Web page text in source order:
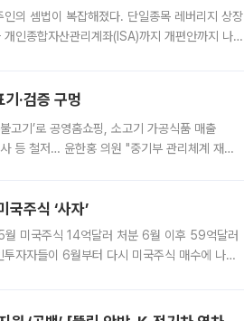
의 셈법이 복잡해졌다. 단일종목 레버리지 상장
인종합자산관리계좌(ISA)까지 개편안까지 나
·검증 구멍
고기’로 공영홈쇼핑, 소고기 가공식품 매출
등 철저… 윤한홍 의원 "중기부 관리체계 재설
주식 ‘사자’
미국주식 14억달러 처분 6월 이후 59억달러
자자들이 6월부터 다시 미국주식 매수에 나선